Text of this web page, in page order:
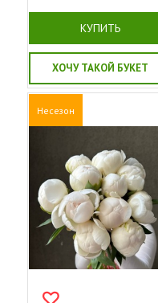
КУПИТЬ
ХОЧУ ТАКОЙ БУКЕТ
Несезон